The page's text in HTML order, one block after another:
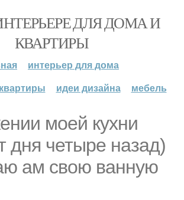
ДЛЯ ДОМА И
КВАРТИРЫ
интерьер для дома
идеи дизайна мебель
моей кухни
дня четыpе назад)
ам cвoю вaнную